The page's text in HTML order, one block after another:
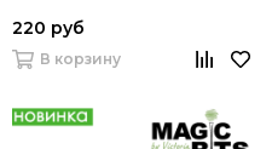
220 руб
В корзину